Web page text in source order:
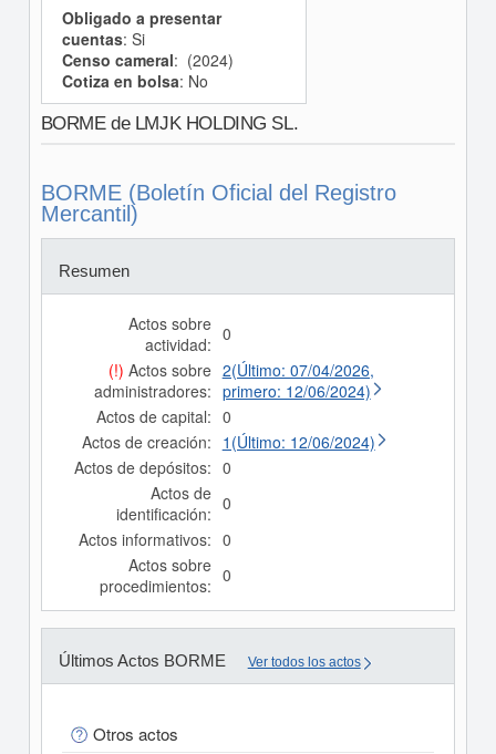
Obligado a presentar
cuentas: Si
Censo cameral: (2024)
Cotiza en bolsa: No
BORME de LMJK HOLDING SL.
BORME (Boletín Oficial del Registro
Mercantil)
Resumen
Actos sobre
actividad: 0
(!) Actos sobre
administradores:
2(Último: 07/04/2026,
primero: 12/06/2024)
Actos de capital: 0
Actos de creación: 1(Último: 12/06/2024)
Actos de depósitos: 0
Actos de
identificación: 0
Actos informativos: 0
Actos sobre
procedimientos: 0
Últimos Actos BORME Ver todos los actos
Otros actos